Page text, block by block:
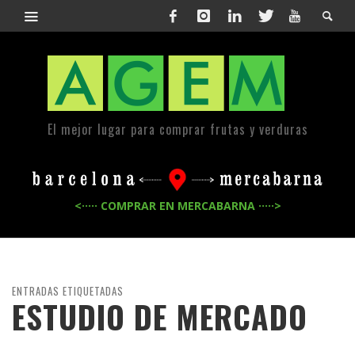
El mejor lugar para comprar frutas y verduras
<····· COMPRAR EN MERCABARNA ·····>
ENTRADAS ETIQUETADAS
ESTUDIO DE MERCADO